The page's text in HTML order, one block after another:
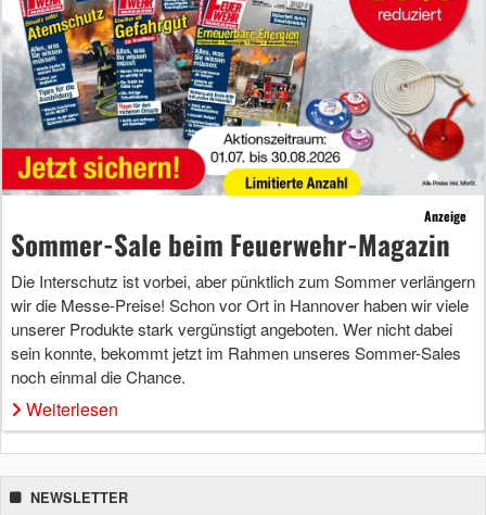
Anzeige
Sommer-Sale beim Feuerwehr-Magazin
Die Interschutz ist vorbei, aber pünktlich zum Sommer verlängern
wir die Messe-Preise! Schon vor Ort in Hannover haben wir viele
unserer Produkte stark vergünstigt angeboten. Wer nicht dabei
sein konnte, bekommt jetzt im Rahmen unseres Sommer-Sales
noch einmal die Chance.
Weiterlesen
NEWSLETTER